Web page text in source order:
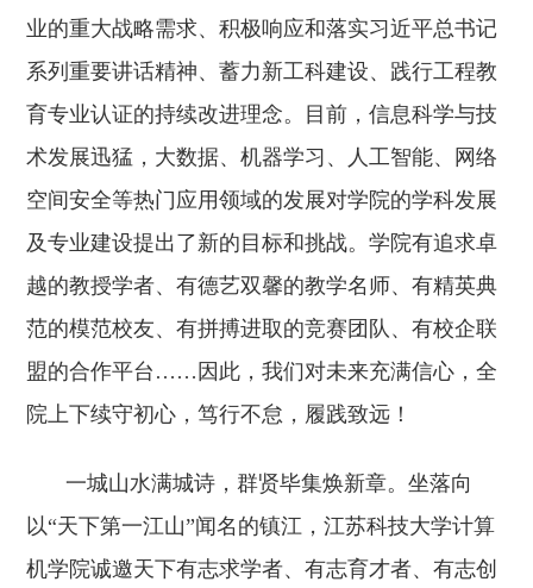
业的重大战略需求、积极响应和落实习近平总书记
系列重要讲话精神、蓄力新工科建设、践行工程教
育专业认证的持续改进理念。目前，信息科学与技
术发展迅猛，大数据、机器学习、人工智能、网络
空间安全等热门应用领域的发展对学院的学科发展
及专业建设提出了新的目标和挑战。学院有追求卓
越的教授学者、有德艺双馨的教学名师、有精英典
范的模范校友、有拼搏进取的竞赛团队、有校企联
盟的合作平台……因此，我们对未来充满信心，全
院上下续守初心，笃行不怠，履践致远！
一城山水满城诗，群贤毕集焕新章。坐落向
以“天下第一江山”闻名的镇江，江苏科技大学计算
机学院诚邀天下有志求学者、有志育才者、有志创